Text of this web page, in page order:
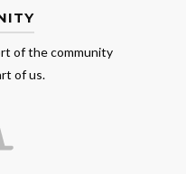
of the community
of us.